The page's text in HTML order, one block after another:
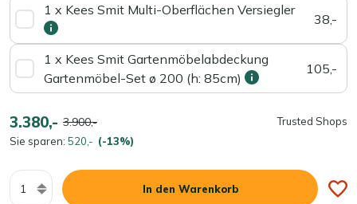
1 x Kees Smit Multi-Oberflächen Versiegler
38,-
1 x Kees Smit Gartenmöbelabdeckung
Gartenmöbel-Set ø 200 (h: 85cm)
105,-
3.380,- 3.900,-
Sie sparen: 520,- (-13%)
Trusted Shops
Menge
In den Warenkorb